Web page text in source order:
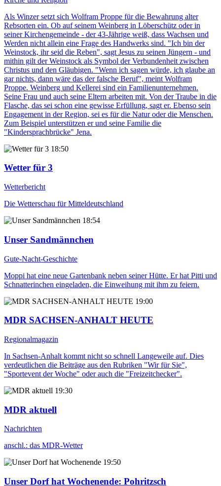
Als Winzer setzt sich Wolfram Proppe für die Bewahrung alter
Rebsorten ein. Ob auf seinem Weinberg in Löberschütz oder in
seiner Kirchengemeinde - der 43-Jährige weiß, dass Wachsen und
Werden nicht allein eine Frage des Handwerks sind. "Ich bin der
Weinstock, ihr seid die Reben", sagt Jesus zu seinen Jüngern - und
mithin gilt der Weinstock als Symbol der Verbundenheit zwischen
Christus und den Gläubigen. "Wenn ich sagen würde, ich glaube an
gar nichts, dann wäre das der falsche Beruf", meint Wolfram
Proppe. Weinberg und Kellerei sind ein Familienunternehmen.
Seine Frau und auch seine Eltern arbeiten mit. Von der Traube in die
Flasche, das sei schon eine gewisse Erfüllung, sagt er. Ebenso sein
Engagement in der Region, sei es für die Natur oder die Menschen.
Zum Beispiel unterstützen er und seine Familie die
"Kindersprachbrücke" Jena.
18:50
Wetter für 3
Wetterbericht
Die Wetterschau für Mitteldeutschland
18:54
Unser Sandmännchen
Gute-Nacht-Geschichte
Moppi hat eine neue Gartenbank neben seiner Hütte. Er hat Pitti und
Schnatterinchen eingeladen, die Einweihung mit ihm zu feiern.
19:00
MDR SACHSEN-ANHALT HEUTE
Regionalmagazin
In Sachsen-Anhalt kommt nicht so schnell Langeweile auf. Dies
verdeutlichen die Beiträge aus den Rubriken "Wir für Sie",
"Sportevent der Woche" oder auch die "Freizeitchecker".
19:30
MDR aktuell
Nachrichten
anschl.: das MDR-Wetter
19:50
Unser Dorf hat Wochenende: Pohritzsch